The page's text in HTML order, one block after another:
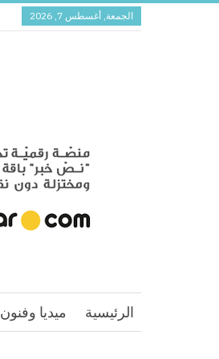
الجمعة, أغسطس 7, 2026
الرئيسية ميديا وفنون